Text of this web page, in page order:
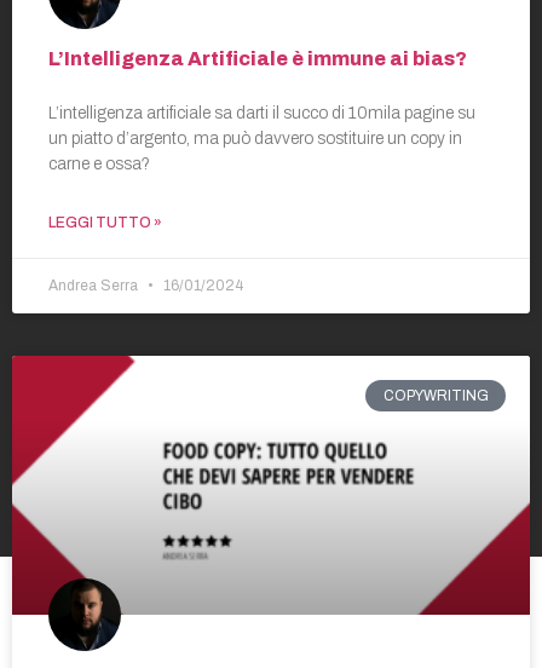
L’Intelligenza Artificiale è immune ai bias?
L’intelligenza artificiale sa darti il succo di 10mila pagine su
un piatto d’argento, ma può davvero sostituire un copy in
carne e ossa?
LEGGI TUTTO »
Andrea Serra 16/01/2024
COPYWRITING